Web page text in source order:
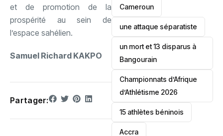
et de promotion de la
prospérité au sein de
l’espace sahélien.
Samuel Richard KAKPO
Partager:
‎Cameroun
une attaque séparatiste
un mort et 13 disparus à
Bangourain
‎Championnats d’Afrique
d’Athlétisme 2026
15 athlètes béninois
Accra